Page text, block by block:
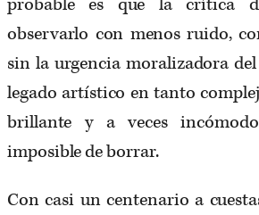
probable es que la crítica
observarlo con menos ruido,
sin la urgencia moralizadora
legado artístico en tanto
brillante y a veces
imposible de borrar.
Con casi un centenario a